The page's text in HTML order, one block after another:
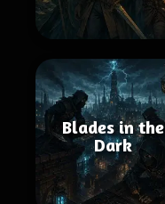
Blades in the
Dark